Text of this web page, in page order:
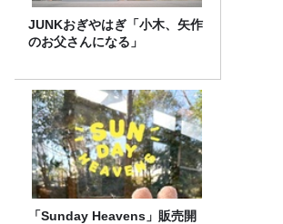
JUNKおぎやはぎ「小木、矢作
のお父さんになる」
「Sunday Heavens」販売開